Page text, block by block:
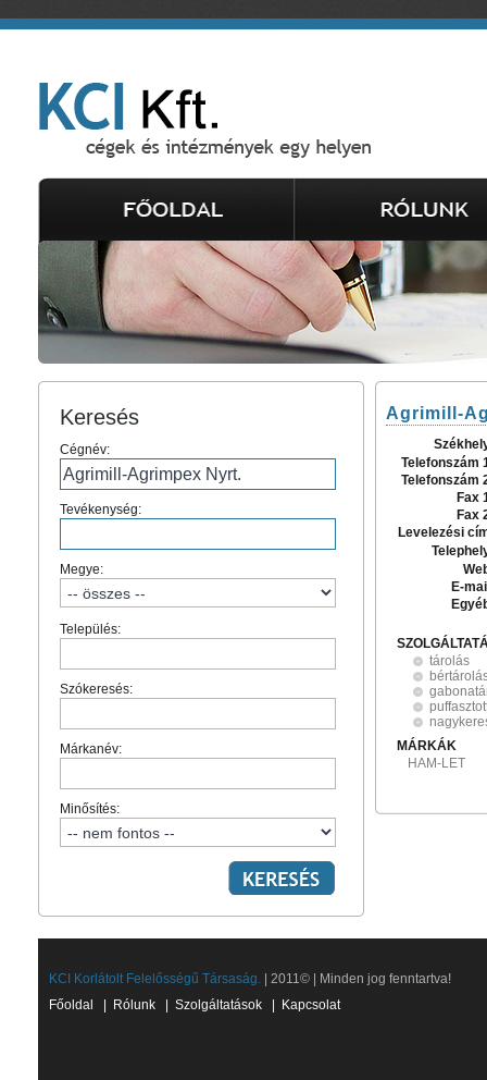
Keresés
Cégnév:
Tevékenység:
Megye:
Település:
Szókeresés:
Márkanév:
Minősítés:
Agrimill-
Telefonszám
Telefonszám
Fax
Fax
Levelezési
E-
tárolás
MÁRKÁK
HAM-LET
KCI Korlátolt Felelősségű Társaság. | 2011© | Minden jog fenntartva!
Főoldal
Rólunk Szolgáltatások Kapcsolat